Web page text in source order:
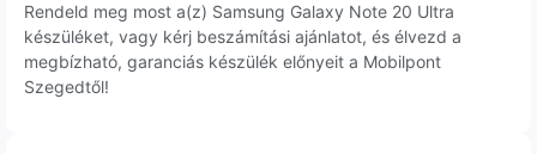
Rendeld meg most a(z) Samsung Galaxy Note 20 Ultra
készüléket, vagy kérj beszámítási ajánlatot, és élvezd a
megbízható, garanciás készülék előnyeit a Mobilpont
Szegedtől!